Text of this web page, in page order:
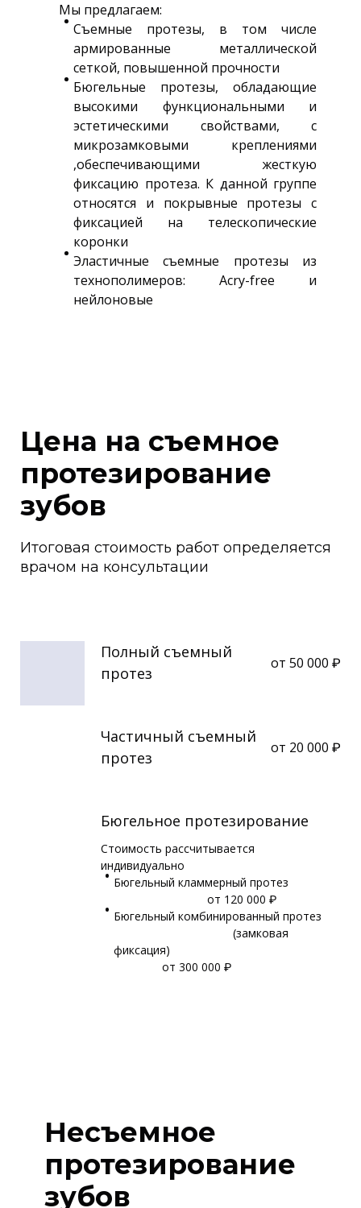
Мы предлагаем:
Съемные протезы, в том числе
армированные металлической
сеткой, повышенной прочности
Бюгельные протезы, обладающие
высокими функциональными и
эстетическими свойствами, с
микрозамковыми креплениями
,обеспечивающими жесткую
фиксацию протеза. К данной группе
относятся и покрывные протезы с
фиксацией на телескопические
коронки
Эластичные съемные протезы из
технополимеров: Acry-free и
нейлоновые
Цена на съемное
протезирование
зубов
Итоговая стоимость работ определяется
врачом на консультации
Полный съемный
протез
от 50 000 ₽
Частичный съемный
протез
от 20 000 ₽
Бюгельное протезирование
Стоимость рассчитывается
индивидуально
Бюгельный кламмерный протез
от 120 000 ₽
Бюгельный комбинированный протез
(замковая
фиксация)
от 300 000 ₽
Несъемное
протезирование
зубов